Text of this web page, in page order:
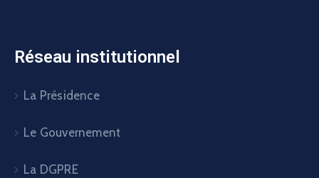
Réseau institutionnel
La Présidence
Le Gouvernement
La DGPRE